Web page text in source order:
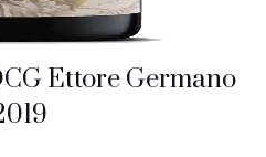
Ettore Germano